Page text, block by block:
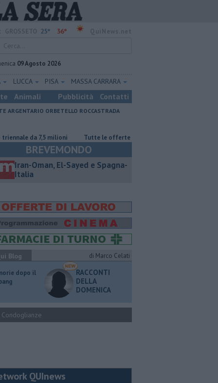
25° 36°
09 Agosto 2026
LUCCA PISA MASSA CARRARA
Animali Pubblicità Contatti
ARGENTARIO ORBETELLO ROCCASTRADA
milioni ​Tutte le offerte di lavoro in provincia di Grosseto
BREVEMONDO
Iran-Oman, El-Sayed e Spagna-
Italia
Blog di Marco Celati
dopo il
RACCONTI
DELLA
DOMENICA
Condoglianze
QUInews